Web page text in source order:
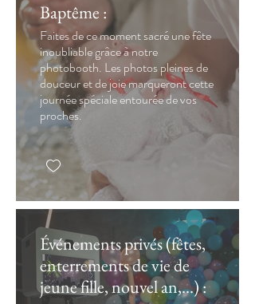
Baptême :
Faites de ce moment sacré une fête
inoubliable grâce à notre
photobooth. Les photos pleines de
douceur et de joie marqueront cette
journée spéciale entourée de vos
proches.
Événements privés (fêtes,
enterrements de vie de
jeune fille, nouvel an,...) :